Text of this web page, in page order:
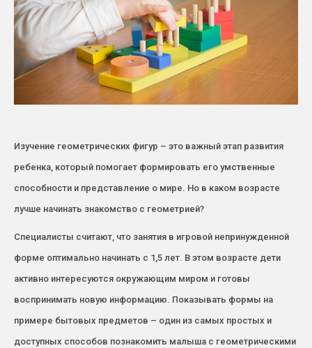
Изучение геометрических фигур – это важный этап развития
ребенка, который помогает формировать его умственные
способности и представление о мире. Но в каком возрасте
лучше начинать знакомство с геометрией?
Специалисты считают, что занятия в игровой непринужденной
форме оптимально начинать с 1,5 лет. В этом возрасте дети
активно интересуются окружающим миром и готовы
воспринимать новую информацию. Показывать формы на
примере бытовых предметов – один из самых простых и
доступных способов познакомить малыша с геометрическими